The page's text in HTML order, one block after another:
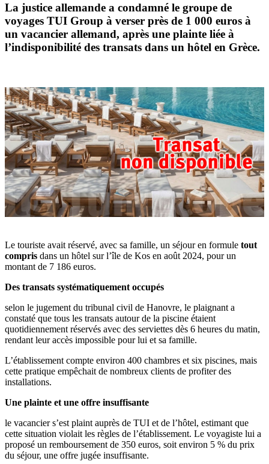
La justice allemande a condamné le groupe de
voyages TUI Group à verser près de 1 000 euros à
un vacancier allemand, après une plainte liée à
l’indisponibilité des transats dans un hôtel en Grèce.
Le touriste avait réservé, avec sa famille, un séjour en formule tout
compris dans un hôtel sur l’île de Kos en août 2024, pour un
montant de 7 186 euros.
Des transats systématiquement occupés
selon le jugement du tribunal civil de Hanovre, le plaignant a
constaté que tous les transats autour de la piscine étaient
quotidiennement réservés avec des serviettes dès 6 heures du matin,
rendant leur accès impossible pour lui et sa famille.
L’établissement compte environ 400 chambres et six piscines, mais
cette pratique empêchait de nombreux clients de profiter des
installations.
Une plainte et une offre insuffisante
le vacancier s’est plaint auprès de TUI et de l’hôtel, estimant que
cette situation violait les règles de l’établissement. Le voyagiste lui a
proposé un remboursement de 350 euros, soit environ 5 % du prix
du séjour, une offre jugée insuffisante.